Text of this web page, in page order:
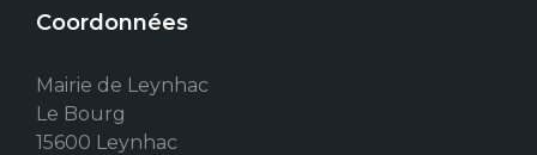
Coordonnées
Mairie de Leynhac
Le Bourg
15600 Leynhac